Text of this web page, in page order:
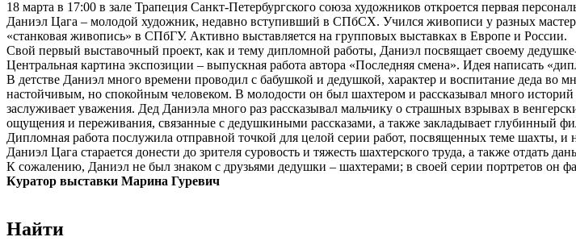
18 марта в 17:00 в зале Трапеция Санкт-Петербургского союза художников откроется первая
Даниэл Цага – молодой художник, недавно вступивший в СПбСХ. Учился живописи у разных
«станковая живопись» в СПбГУ. Активно выставляется на групповых выставках в Европе и России.
Свой первый выставочный проект, как и тему дипломной работы, Даниэл посвящает своему
Центральная картина экспозиции – выпускная работа автора «Последняя смена». Идея написать
В детстве Даниэл много времени проводил с бабушкой и дедушкой, характер и воспитание деда
настойчивым, но спокойным человеком. В молодости он был шахтером и рассказывал много
заслуживает уважения. Дед Даниэла много раз рассказывал мальчику о страшных взрывах в
ощущения и переживания, связанные с дедушкиными рассказами, а также закладывает глубинный
Дипломная работа послужила отправной точкой для целой серии работ, посвященных теме шахты,
Даниэл Цага старается донести до зрителя суровость и тяжесть шахтерского труда, а также отдать
К сожалению, Даниэл не был знаком с друзьями дедушки – шахтерами; в своей серии портретов он
Куратор выставки Марина Гуревич
Найти